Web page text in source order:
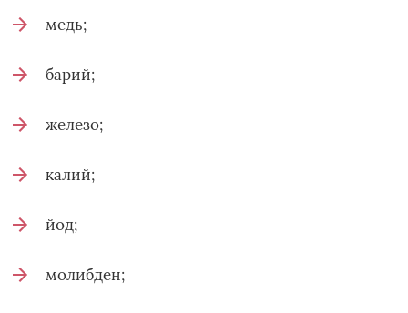
медь;
барий;
железо;
калий;
йод;
молибден;